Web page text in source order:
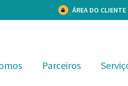
ÁREA DO CLIENTE
Parceiros